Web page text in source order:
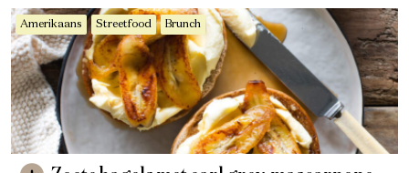
Amerikaans Streetfood Brunch